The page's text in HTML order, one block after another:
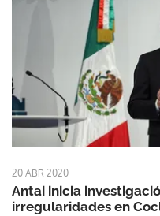
20 ABR 2020
Antai inicia
irregularidades en